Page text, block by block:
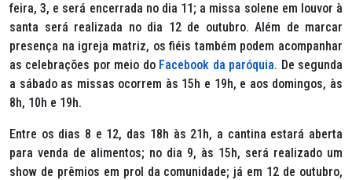
feira, 3, e será encerrada no dia 11; a missa solene em louvor à
santa será realizada no dia 12 de outubro. Além de marcar
presença na igreja matriz, os fiéis também podem acompanhar
as celebrações por meio do Facebook da paróquia. De segunda
a sábado as missas ocorrem às 15h e 19h, e aos domingos, às
8h, 10h e 19h.
Entre os dias 8 e 12, das 18h às 21h, a cantina estará aberta
para venda de alimentos; no dia 9, às 15h, será realizado um
show de prêmios em prol da comunidade; já em 12 de outubro,